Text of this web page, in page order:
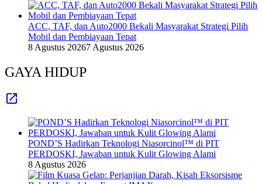
ACC, TAF, dan Auto2000 Bekali Masyarakat Strategi Pilih
Mobil dan Pembiayaan Tepat
8 Agustus 20267 Agustus 2026
GAYA HIDUP
POND’S Hadirkan Teknologi Niasorcinol™ di PIT
PERDOSKI, Jawaban untuk Kulit Glowing Alami
8 Agustus 2026